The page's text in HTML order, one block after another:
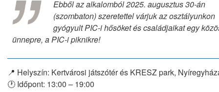
Ebből az alkalomból 2025. augusztus 30-án
(szombaton) szeretettel várjuk az osztályunkon
gyógyult PIC-i hősöket és családjaikat egy
ünnepre, a PIC-i piknikre!
📍 Helyszín: Kertvárosi játszótér és KRESZ park,
🕐 Időpont: 13:00 – 19:00